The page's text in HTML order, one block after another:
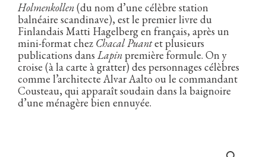
Holmenkollen(du nom d’une célèbre station
balnéaire scandinave), est le premier livre du
Finlandais Matti Hagelberg en français, après un
mini-format chez Chacal Puantet plusieurs
publications dansLapinpremière formule. On y
croise (à la carte à gratter) des personnages célèbres
comme l’architecte Alvar Aalto ou le commandant
Cousteau, qui apparaît soudain dans la baignoire
d’une ménagère bien ennuyée.